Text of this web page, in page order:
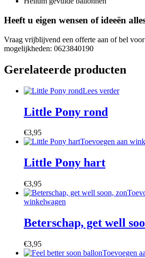
Heeft u eigen wensen of ideeën
Vraag vrijblijvend een offerte aan of bel
mogelijkheden: 0623840190
Gerelateerde producten
Lees verder
Little Pony rond
€3,95
Toevoegen aan
Little Pony hart
€3,95
winkelwagen
Beterschap, get well
€3,95
Toevoegen